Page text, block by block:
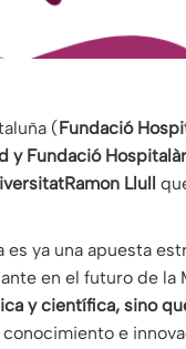
( Fundació
y Fundació
Llull
ya una apuesta
en el futuro de la
y científica, sino
e